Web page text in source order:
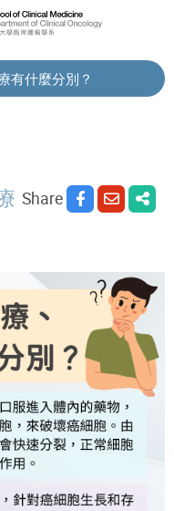
day.
有什麼分別？
Share